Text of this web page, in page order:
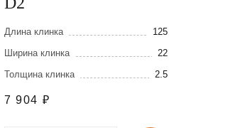
Длина клинка
125
Ширина клинка
22
Толщина клинка
2.5
7 904 ₽